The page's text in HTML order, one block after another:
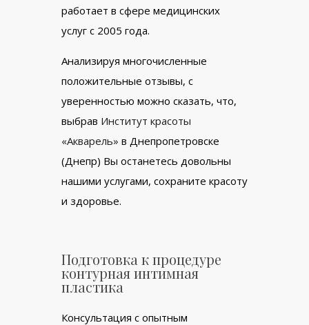
работает в сфере медицинских
услуг с 2005 года.
Анализируя многочисленные
положительные отзывы, с
уверенностью можно сказать, что,
выбрав Институт красоты
«Акварель» в Днепропетровске
(Днепр) Вы останетесь довольны
нашими услугами, сохраните красоту
и здоровье.
Подготовка к процедуре
контурная интимная
пластика
Консультация с опытным